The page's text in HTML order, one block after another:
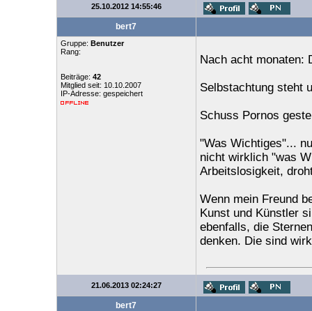
25.10.2012 14:55:46
bert7
Gruppe: Benutzer
Rang:
Beiträge: 42
Mitglied seit: 10.10.2007
IP-Adresse: gespeichert
Nach acht monaten:
Selbstachtung steht
Schuss Pornos
"Was Wichtiges"...
nicht wirklich "was
Arbeitslosigkeit,
Wenn mein Freund
Kunst und Künstler
ebenfalls, die
denken. Die sind
21.06.2013 02:24:27
bert7